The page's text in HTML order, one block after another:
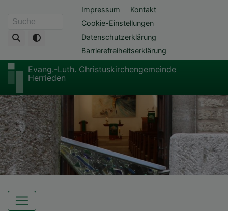
zum
Suche
Fußbereichsmenü
Impressum
Kontakt
Cookie-Einstellungen
Datenschutzerklärung
Barrierefreiheitserklärung
Evang.-Luth. Christuskirchengemeinde
Herrieden
Hauptnavigation